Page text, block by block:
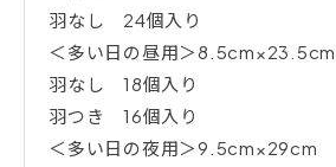
羽なし 24個入り
＜多い日の昼用＞8.5cm×23.5cm
羽なし 18個入り
羽つき 16個入り
＜多い日の夜用＞9.5cm×29cm